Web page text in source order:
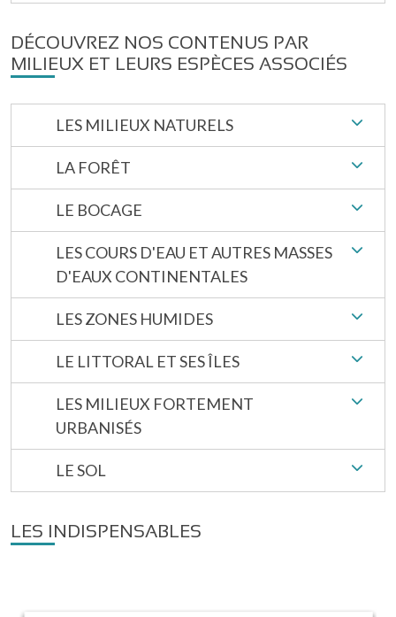
DÉCOUVREZ NOS CONTENUS PAR
MILIEUX ET LEURS ESPÈCES ASSOCIÉS
LES MILIEUX NATURELS
LA FORÊT
LE BOCAGE
LES COURS D'EAU ET AUTRES MASSES
D'EAUX CONTINENTALES
LES ZONES HUMIDES
LE LITTORAL ET SES ÎLES
LES MILIEUX FORTEMENT
URBANISÉS
LE SOL
LES INDISPENSABLES